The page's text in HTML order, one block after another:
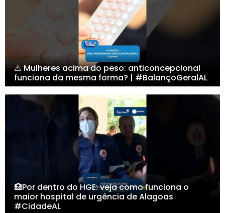
⚠️ Mulheres acima do peso: anticoncepcional
funciona da mesma forma? | #BalançoGeralAL
🏥Por dentro do HGE: veja como funciona o
maior hospital de urgência de Alagoas
#CidadeAL